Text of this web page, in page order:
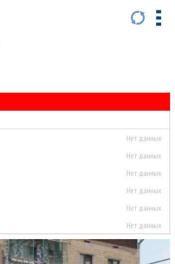
Нет данных
Нет данных
Нет данных
Нет данных
Нет данных
Нет данных